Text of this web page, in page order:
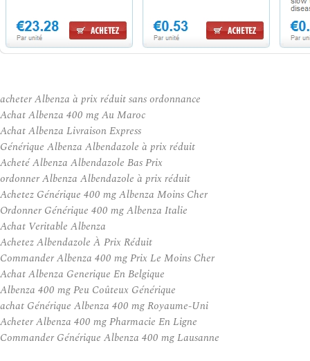
acheter Albenza à prix réduit sans ordonnance
Achat Albenza 400 mg Au Maroc
Achat Albenza Livraison Express
Générique Albenza Albendazole à prix réduit
Acheté Albenza Albendazole Bas Prix
ordonner Albenza Albendazole à prix réduit
Achetez Générique 400 mg Albenza Moins Cher
Ordonner Générique 400 mg Albenza Italie
Achat Veritable Albenza
Achetez Albendazole À Prix Réduit
Commander Albenza 400 mg Prix Le Moins Cher
Achat Albenza Generique En Belgique
Albenza 400 mg Peu Coûteux Générique
achat Générique Albenza 400 mg Royaume-Uni
Acheter Albenza 400 mg Pharmacie En Ligne
Commander Générique Albenza 400 mg Lausanne